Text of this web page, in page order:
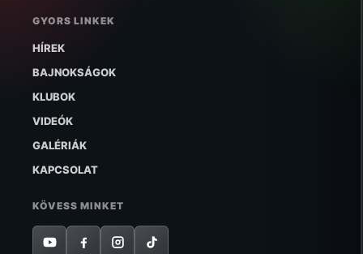
GYORS LINKEK
HÍREK
BAJNOKSÁGOK
KLUBOK
VIDEÓK
GALÉRIÁK
KAPCSOLAT
KÖVESS MINKET